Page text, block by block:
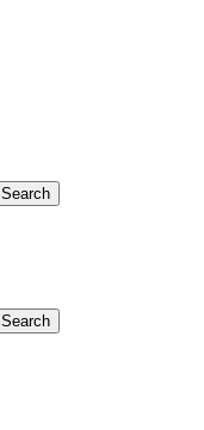
Search
Search